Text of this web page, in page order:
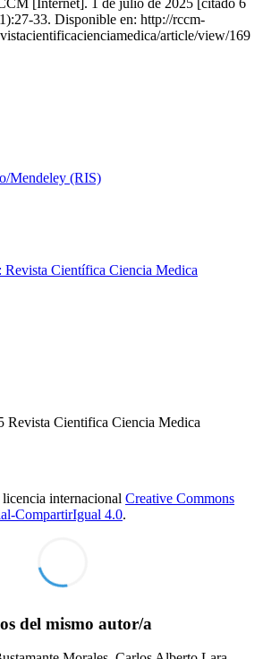
[Internet]. 1 de julio de 2025 [citado 6
33. Disponible en: http://rccm-
article/view/169
Mendeley (RIS)
Científica Ciencia Medica
Revista Cientifica Ciencia Medica
internacional Creative Commons
CompartirIgual 4.0.
del mismo autor/a